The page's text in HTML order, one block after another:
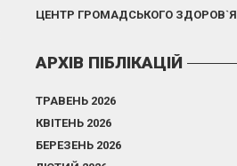
ЦЕНТР ГРОМАДСЬКОГО ЗДОРОВ`Я
АРХІВ ПІБЛІКАЦІЙ
ТРАВЕНЬ 2026
КВІТЕНЬ 2026
БЕРЕЗЕНЬ 2026